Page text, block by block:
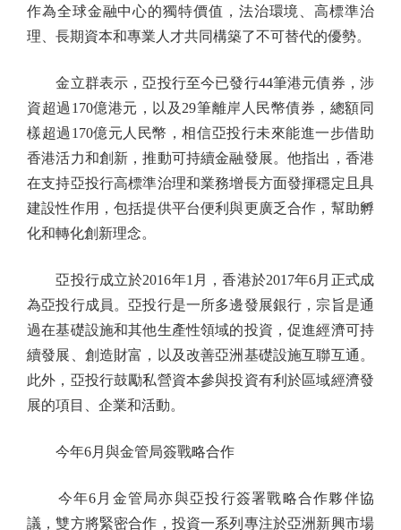
作為全球金融中心的獨特價值，法治環境、高標準治
理、長期資本和專業人才共同構築了不可替代的優勢。
金立群表示，亞投行至今已發行44筆港元債券，涉
資超過170億港元，以及29筆離岸人民幣債券，總額同
樣超過170億元人民幣，相信亞投行未來能進一步借助
香港活力和創新，推動可持續金融發展。他指出，香港
在支持亞投行高標準治理和業務增長方面發揮穩定且具
建設性作用，包括提供平台便利與更廣乏合作，幫助孵
化和轉化創新理念。
亞投行成立於2016年1月，香港於2017年6月正式成
為亞投行成員。亞投行是一所多邊發展銀行，宗旨是通
過在基礎設施和其他生產性領域的投資，促進經濟可持
續發展、創造財富，以及改善亞洲基礎設施互聯互通。
此外，亞投行鼓勵私營資本參與投資有利於區域經濟發
展的項目、企業和活動。
今年6月與金管局簽戰略合作
今年6月金管局亦與亞投行簽署戰略合作夥伴協
議，雙方將緊密合作，投資一系列專注於亞洲新興市場